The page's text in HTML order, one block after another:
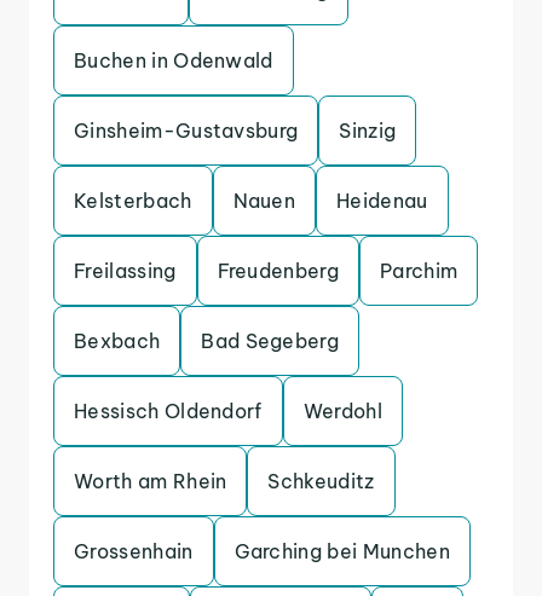
Buchen in Odenwald
Ginsheim-Gustavsburg Sinzig
Kelsterbach Nauen Heidenau
Freilassing Freudenberg Parchim
Bexbach Bad Segeberg
Hessisch Oldendorf Werdohl
Worth am Rhein Schkeuditz
Grossenhain Garching bei Munchen